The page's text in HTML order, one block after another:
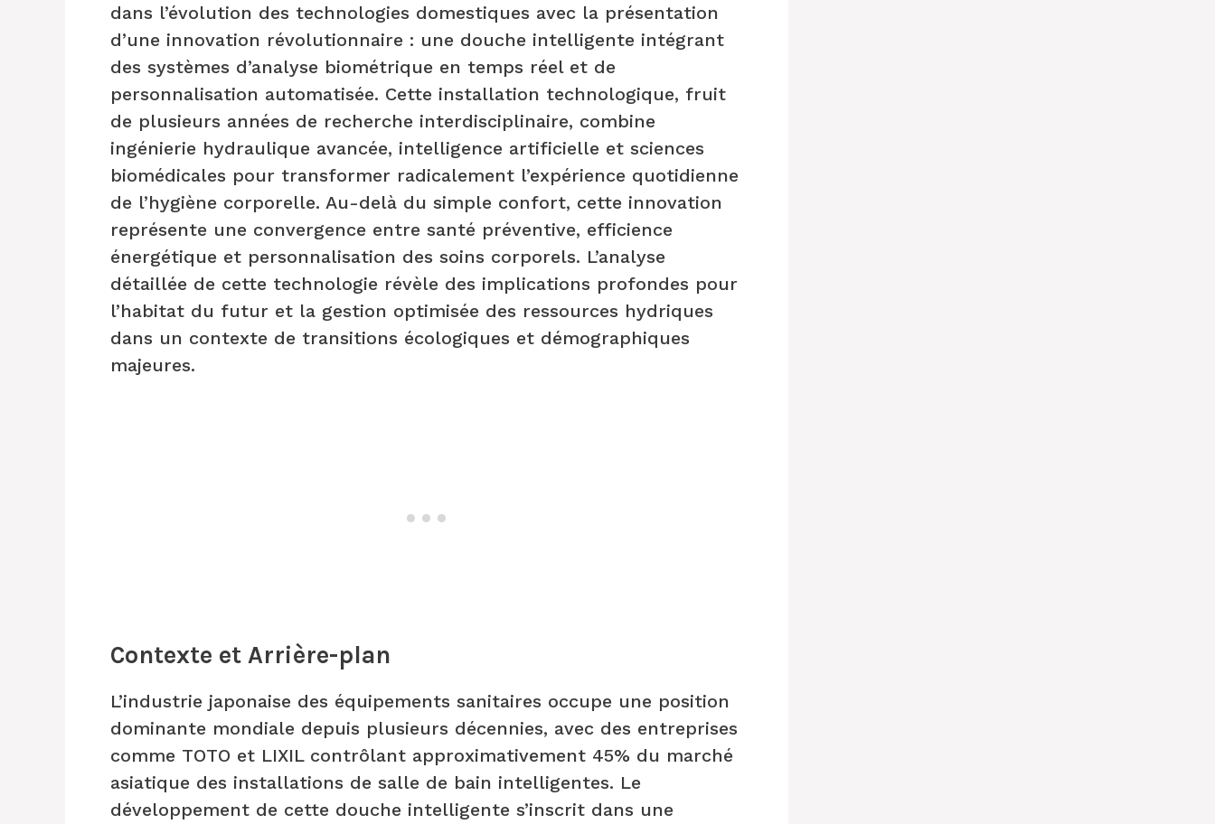
dans l’évolution des technologies domestiques avec la présentation
d’une innovation révolutionnaire : une douche intelligente intégrant
des systèmes d’analyse biométrique en temps réel et de
personnalisation automatisée. Cette installation technologique, fruit
de plusieurs années de recherche interdisciplinaire, combine
ingénierie hydraulique avancée, intelligence artificielle et sciences
biomédicales pour transformer radicalement l’expérience quotidienne
de l’hygiène corporelle. Au-delà du simple confort, cette innovation
représente une convergence entre santé préventive, efficience
énergétique et personnalisation des soins corporels. L’analyse
détaillée de cette technologie révèle des implications profondes pour
l’habitat du futur et la gestion optimisée des ressources hydriques
dans un contexte de transitions écologiques et démographiques
majeures.
Contexte et Arrière-plan
L’industrie japonaise des équipements sanitaires occupe une position
dominante mondiale depuis plusieurs décennies, avec des entreprises
comme TOTO et LIXIL contrôlant approximativement 45% du marché
asiatique des installations de salle de bain intelligentes. Le
développement de cette douche intelligente s’inscrit dans une